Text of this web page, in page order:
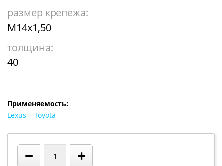
размер крепежа:
М14х1,50
толщина:
40
Применяемость:
Lexus
Toyota
− +